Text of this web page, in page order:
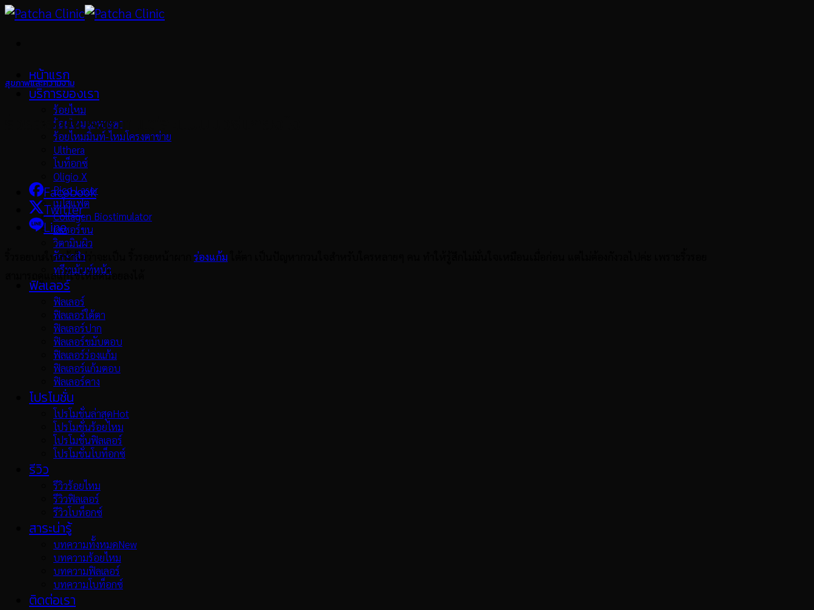
Skip
หน้าแรก
บริการของเรา
ร้อยไหม
ร้อยไหมยกหางตา
ร้อยไหมมิ้นท์-ไหมโครงตาข่าย
Ulthera
โบท็อกซ์
Oligio X
Pico Laser
เมโสแฟต
Collagen Biostimulator
เลเซอร์ขน
วิตามินผิว
รักษาสิว
ทรีทเม้นท์หน้า
ฟิลเลอร์
ฟิลเลอร์
ฟิลเลอร์ใต้ตา
ฟิลเลอร์ปาก
ฟิลเลอร์ขมับตอบ
ฟิลเลอร์ร่องแก้ม
ฟิลเลอร์แก้มตอบ
ฟิลเลอร์คาง
โปรโมชั่น
โปรโมชั่นล่าสุด
โปรโมชั่นร้อยไหม
โปรโมชั่นฟิลเลอร์
โปรโมชั่นโบท็อกซ์
รีวิว
รีวิวร้อยไหม
รีวิวฟิลเลอร์
รีวิวโบท็อกซ์
สาระน่ารู้
บทความทั้งหมด
บทความร้อยไหม
บทความฟิลเลอร์
บทความโบท็อกซ์
ติดต่อเรา
สุขภาพและความงาม
ริ้วรอยมีกี่ประเภท แต่ละแบบมีวิธีแก้ยังไง
Facebook
Twitter
Line
ริ้วรอยบนใบหน้าไม่ว่าจะเป็น ริ้วรอยหน้าผาก ร่องแก้ม
สามารถดูแลแก้ไขให้ลดน้อยลงได้